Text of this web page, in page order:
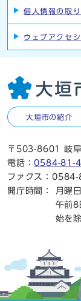
個人情報の取
ウェブアクセ
大垣市の紹介
〒503-8601 岐
電話：0584-81-
ファクス：
開庁時間：
月曜
午前8
始を